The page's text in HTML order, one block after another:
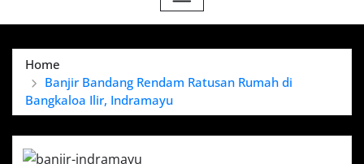
Home
Banjir Bandang Rendam Ratusan Rumah di
Bangkaloa Ilir, Indramayu